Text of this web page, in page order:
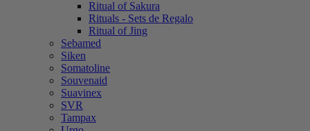
Ritual of Sakura
Rituals - Sets de Regalo
Ritual of Jing
Sebamed
Siken
Somatoline
Souvenaid
Suavinex
SVR
Tampax